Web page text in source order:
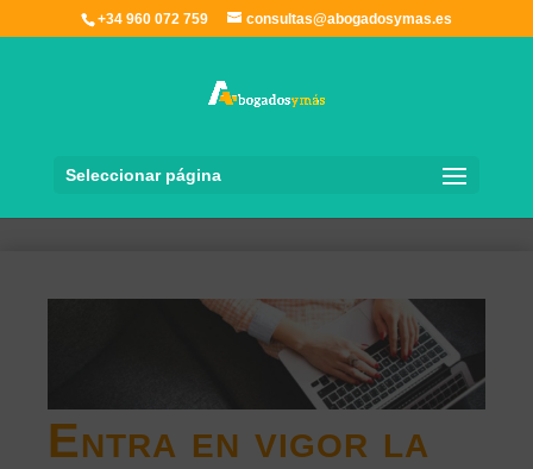
+34 960 072 759 consultas@abogadosymas.es
Seleccionar página
Entra en vigor la